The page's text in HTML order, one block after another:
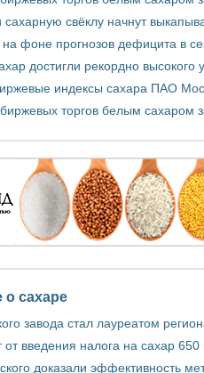
сахарную свёклу начнут
фоне прогнозов дефицита в
достигли рекордно высокого
индексы сахара ПАО
торгов белым сахаром
о сахаре
завода стал лауреатом
от введения налога на сахар
доказали эффективность